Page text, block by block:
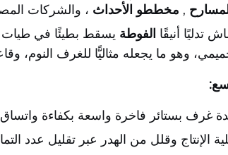
, مخططو الأحداث ، والشركات
تدليًا أنيقًا الفوطة يسقط بطيئًا في طيات
وهو ما يجعله مثاليًّا للغرف النوم،
غرف بستائر فاخرة واسعة بكفاءة واتساق
الإنتاج وقلل من الهدر عبر تقليل عدد